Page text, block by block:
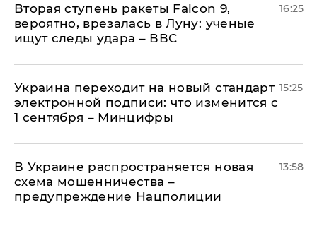
Вторая ступень ракеты Falcon 9,
вероятно, врезалась в Луну: ученые
ищут следы удара – ВВС
16:25
Украина переходит на новый стандарт
электронной подписи: что изменится с
1 сентября – Минцифры
15:25
В Украине распространяется новая
схема мошенничества –
предупреждение Нацполиции
13:58